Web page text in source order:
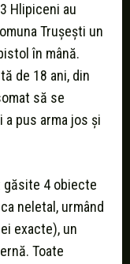
Hlipiceni au
Trușești un
în mână.
de 18 ani, din
să se
pus arma jos și
găsite 4 obiecte
neletal, urmând
exacte), un
Toate